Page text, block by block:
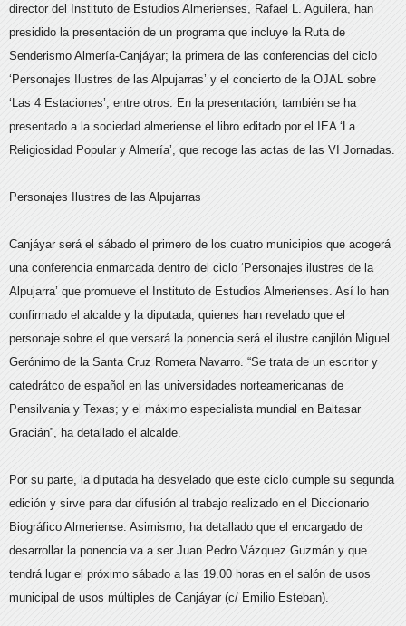
director del Instituto de Estudios Almerienses, Rafael L. Aguilera, han
presidido la presentación de un programa que incluye la Ruta de
Senderismo Almería-Canjáyar; la primera de las conferencias del ciclo
‘Personajes Ilustres de las Alpujarras’ y el concierto de la OJAL sobre
‘Las 4 Estaciones’, entre otros. En la presentación, también se ha
presentado a la sociedad almeriense el libro editado por el IEA ‘La
Religiosidad Popular y Almería’, que recoge las actas de las VI Jornadas.
Personajes Ilustres de las Alpujarras
Canjáyar será el sábado el primero de los cuatro municipios que acogerá
una conferencia enmarcada dentro del ciclo ‘Personajes ilustres de la
Alpujarra’ que promueve el Instituto de Estudios Almerienses. Así lo han
confirmado el alcalde y la diputada, quienes han revelado que el
personaje sobre el que versará la ponencia será el ilustre canjilón Miguel
Gerónimo de la Santa Cruz Romera Navarro. “Se trata de un escritor y
catedrátco de español en las universidades norteamericanas de
Pensilvania y Texas; y el máximo especialista mundial en Baltasar
Gracián”, ha detallado el alcalde.
Por su parte, la diputada ha desvelado que este ciclo cumple su segunda
edición y sirve para dar difusión al trabajo realizado en el Diccionario
Biográfico Almeriense. Asimismo, ha detallado que el encargado de
desarrollar la ponencia va a ser Juan Pedro Vázquez Guzmán y que
tendrá lugar el próximo sábado a las 19.00 horas en el salón de usos
municipal de usos múltiples de Canjáyar (c/ Emilio Esteban).